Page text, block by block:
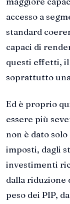
accesso a
standard
capaci di
questi effetti, il
soprattutto
Ed è proprio
essere più
non è dato
imposti, dagli
investimenti
dalla riduzione
peso dei PIP,